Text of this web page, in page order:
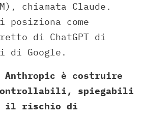
chiamata Claude.
posiziona come
di ChatGPT di
di Google.
Anthropic è costruire
spiegabili
il rischio di